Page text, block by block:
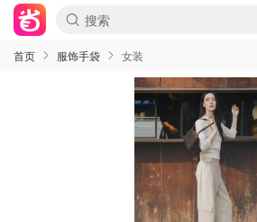
首页 服饰手袋 女装